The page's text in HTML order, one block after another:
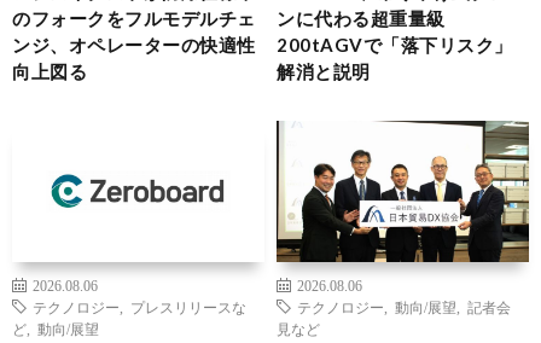
のフォークをフルモデルチェ
ンジ、オペレーターの快適性
向上図る
ンに代わる超重量級
200tAGVで「落下リスク」
解消と説明
2026.08.06
テクノロジー
プレスリリースな
ど
動向/展望
2026.08.06
テクノロジー
動向/展望
記者会
見など